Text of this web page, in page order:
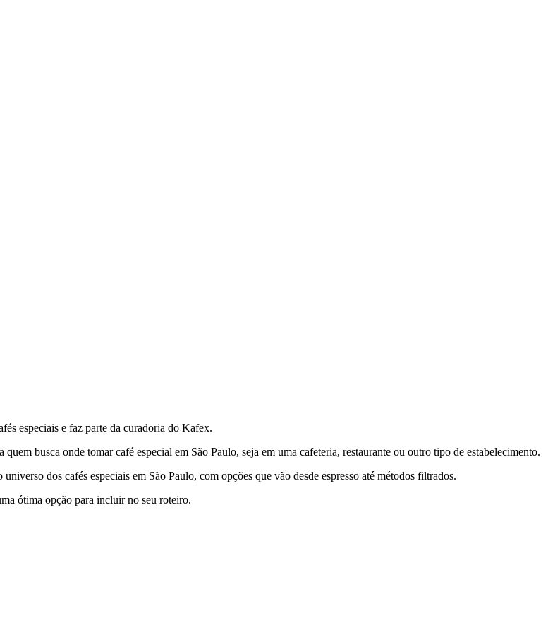
especiais e faz parte da curadoria do Kafex.
busca onde tomar café especial em São Paulo, seja em uma cafeteria, restaurante ou outro tipo de estabelecimento.
dos cafés especiais em São Paulo, com opções que vão desde espresso até métodos filtrados.
ótima opção para incluir no seu roteiro.